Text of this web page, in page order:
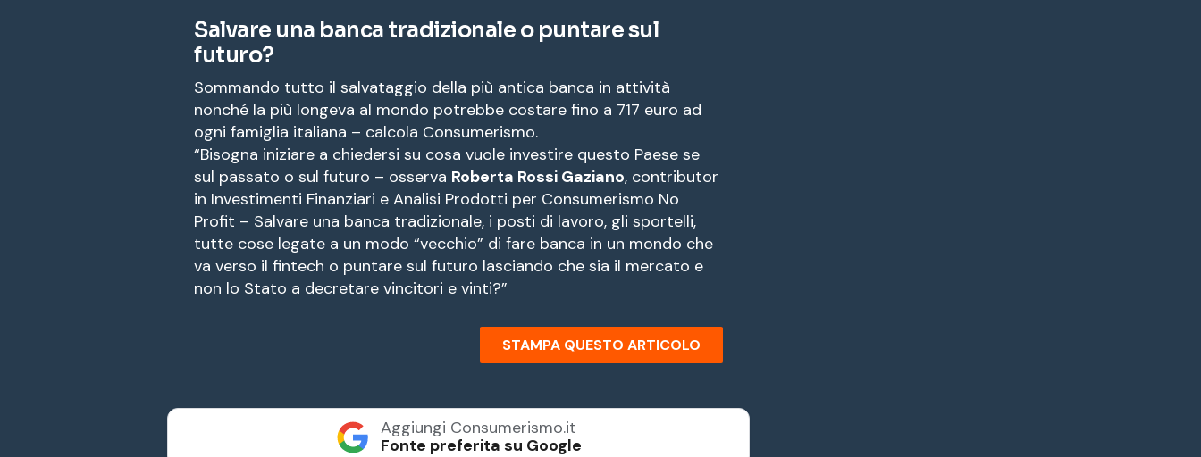
Salvare una banca tradizionale o puntare sul
futuro?
Sommando tutto il salvataggio della più antica banca in attività
nonché la più longeva al mondo potrebbe costare fino a 717 euro ad
ogni famiglia italiana – calcola Consumerismo.
“Bisogna iniziare a chiedersi su cosa vuole investire questo Paese se
sul passato o sul futuro – osserva Roberta Rossi Gaziano, contributor
in Investimenti Finanziari e Analisi Prodotti per Consumerismo No
Profit – Salvare una banca tradizionale, i posti di lavoro, gli sportelli,
tutte cose legate a un modo “vecchio” di fare banca in un mondo che
va verso il fintech o puntare sul futuro lasciando che sia il mercato e
non lo Stato a decretare vincitori e vinti?”
STAMPA QUESTO ARTICOLO
Aggiungi Consumerismo.it
Fonte preferita su Google